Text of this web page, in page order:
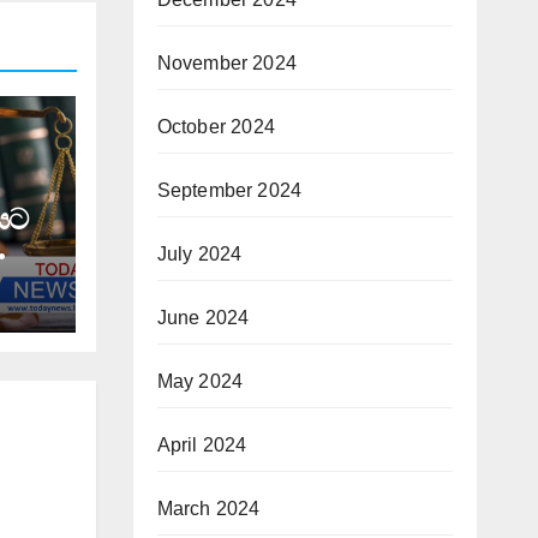
November 2024
October 2024
September 2024
July 2024
June 2024
May 2024
April 2024
March 2024